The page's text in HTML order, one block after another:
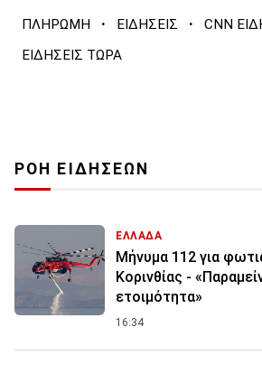
ΠΛΗΡΩΜΗ · ΕΙΔΗΣΕΙΣ · CNN
ΕΙΔΗΣΕΙΣ ΤΩΡΑ
ΡΟΗ ΕΙΔΗΣΕΩΝ
ΕΛΛΑΔΑ
Μήνυμα 112 για
Κορινθίας -
ετοιμότητα»
16:34